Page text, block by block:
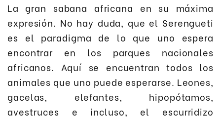
La gran sabana africana en su máxima
expresión. No hay duda, que el Serengueti
es el paradigma de lo que uno espera
encontrar en los parques nacionales
africanos. Aquí se encuentran todos los
animales que uno puede esperarse. Leones,
gacelas, elefantes, hipopótamos,
avestruces e incluso, el escurridizo